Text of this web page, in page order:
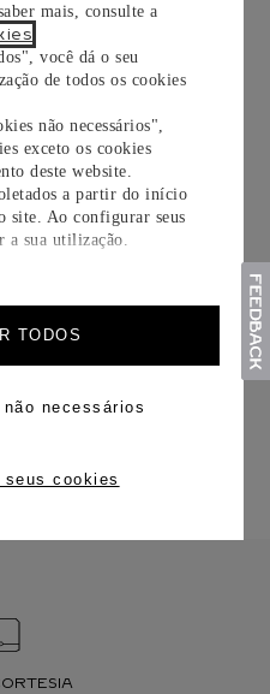
mais, consulte a
você dá o seu
de todos os cookies
não necessários",
exceto os cookies
deste website.
a partir do início
site. Ao configurar seus
a sua utilização.
TODOS
necessários
cookies
e-Boutique Cartier são
para presente e oferecem a
cartão personalizado.
entrega. Selecione o envio de
seu pedido.
criação Cartier em até 30
Devoluções